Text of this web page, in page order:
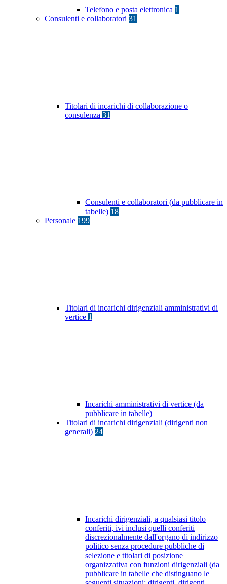
Telefono e posta elettronica 1
Consulenti e collaboratori 31
Titolari di incarichi di collaborazione o
consulenza 31
Consulenti e collaboratori (da pubblicare in
tabelle) 18
Personale 199
Titolari di incarichi dirigenziali amministrativi di
vertice 1
Incarichi amministrativi di vertice (da
pubblicare in tabelle)
Titolari di incarichi dirigenziali (dirigenti non
generali) 24
Incarichi dirigenziali, a qualsiasi titolo
conferiti, ivi inclusi quelli conferiti
discrezionalmente dall'organo di indirizzo
politico senza procedure pubbliche di
selezione e titolari di posizione
organizzativa con funzioni dirigenziali (da
pubblicare in tabelle che distinguano le